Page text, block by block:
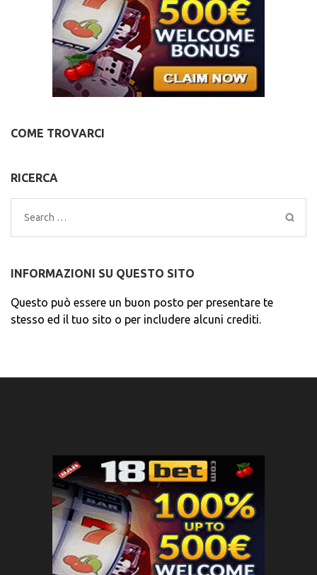
COME TROVARCI
RICERCA
Search
for:
INFORMAZIONI SU QUESTO SITO
Questo può essere un buon posto per presentare te
stesso ed il tuo sito o per includere alcuni crediti.